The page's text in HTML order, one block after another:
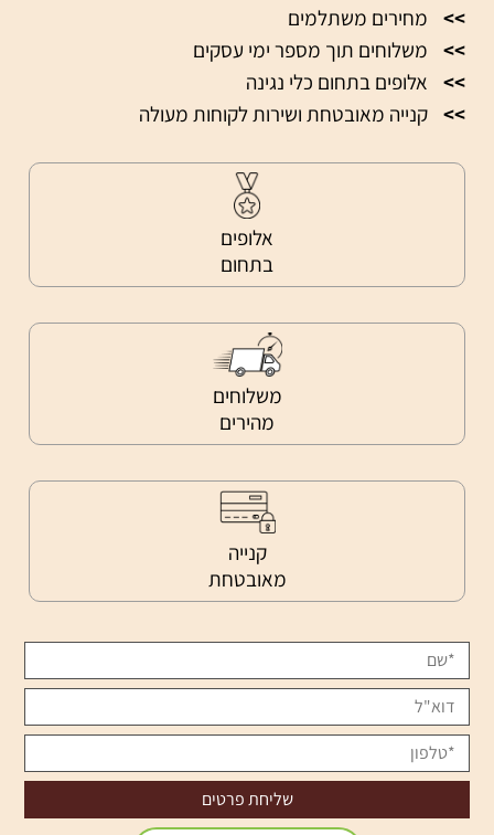
>>
מחירים משתלמים
>>
משלוחים תוך מספר ימי עסקים
>>
אלופים בתחום כלי נגינה
>> קנייה מאובטחת ושירות לקוחות מעולה
אלופים
בתחום
משלוחים
מהירים
קנייה
מאובטחת